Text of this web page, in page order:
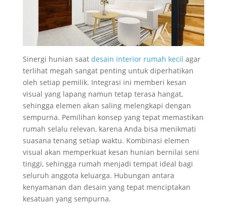
Sinergi hunian saat desain interior rumah kecil agar
terlihat megah sangat penting untuk diperhatikan
oleh setiap pemilik. Integrasi ini memberi kesan
visual yang lapang namun tetap terasa hangat,
sehingga elemen akan saling melengkapi dengan
sempurna. Pemilihan konsep yang tepat memastikan
rumah selalu relevan, karena Anda bisa menikmati
suasana tenang setiap waktu. Kombinasi elemen
visual akan memperkuat kesan hunian bernilai seni
tinggi, sehingga rumah menjadi tempat ideal bagi
seluruh anggota keluarga. Hubungan antara
kenyamanan dan desain yang tepat menciptakan
kesatuan yang sempurna.